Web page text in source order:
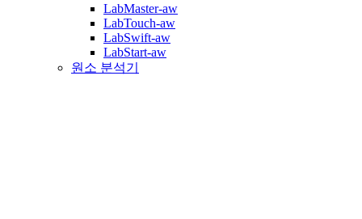
LabMaster-aw
LabTouch-aw
LabSwift-aw
LabStart-aw
원소 분석기